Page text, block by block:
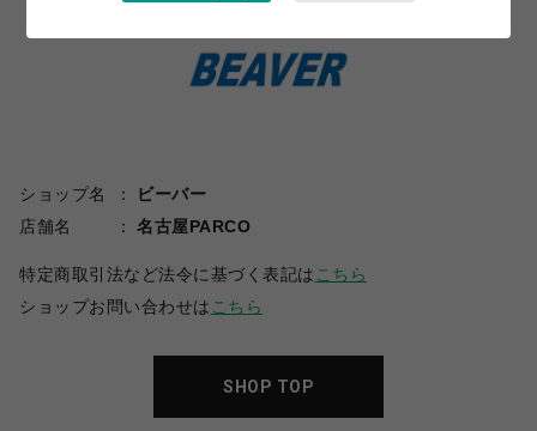
ショップ名
ビーバー
店舗名
名古屋PARCO
特定商取引法など法令に基づく表記は こちら
ショップお問い合わせは こちら
SHOP TOP